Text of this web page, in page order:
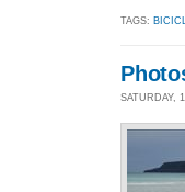
TAGS:
SATURDAY,